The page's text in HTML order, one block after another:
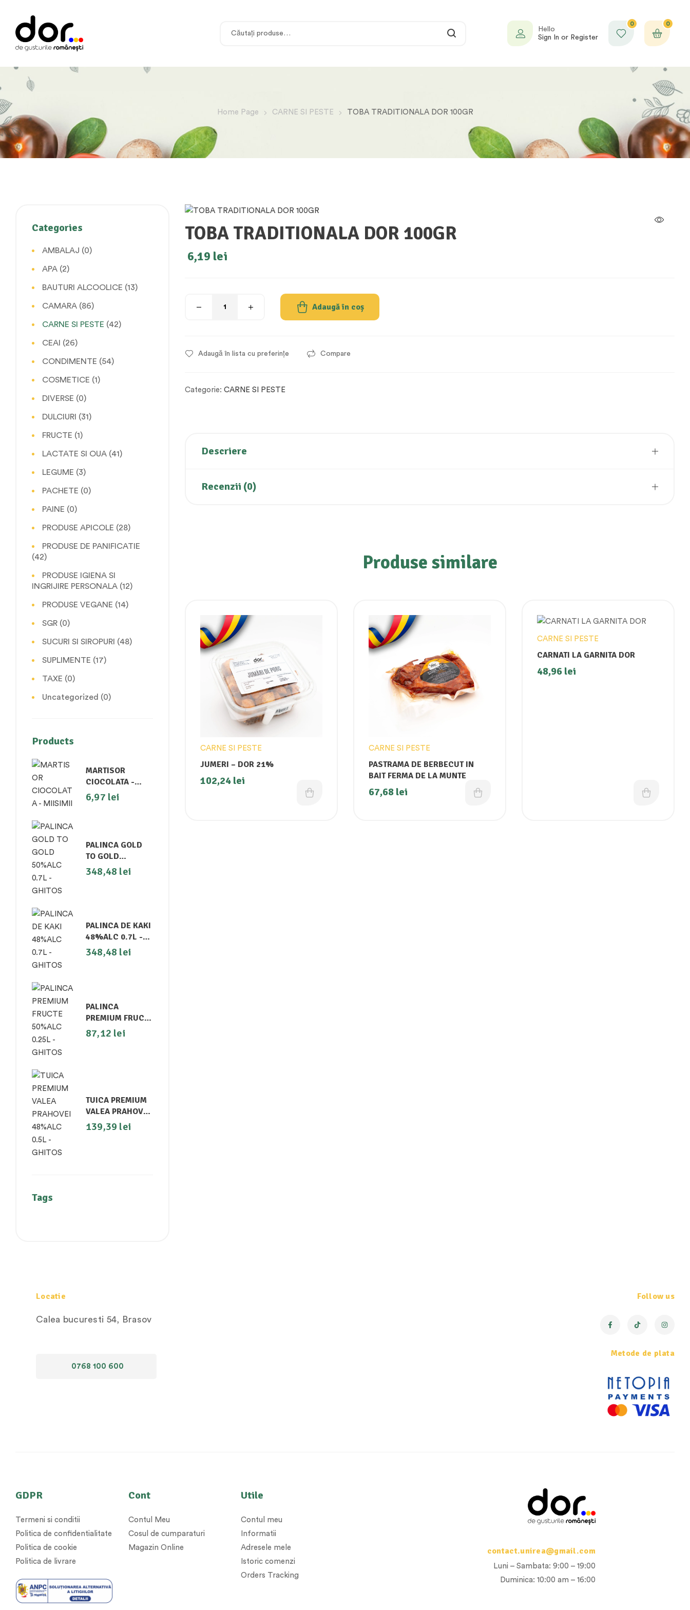
Hello
Sign In or Register
0 0
Home Page CARNE SI PESTE TOBA TRADITIONALA DOR 100GR
TOBA TRADITIONALA DOR 100GR
6,19 lei
Adaugă în coș
Adaugă în lista cu preferințe Compare
Categorie: CARNE SI PESTE
Descriere
Recenzii (0)
Produse similare
CARNE SI PESTE
JUMERI – DOR 21%
102,24 lei
CARNE SI PESTE
PASTRAMA DE BERBECUT IN
BAIT FERMA DE LA MUNTE
67,68 lei
CARNE SI PESTE
CARNATI LA GARNITA DOR
48,96 lei
Categories
AMBALAJ (0)
APA (2)
BAUTURI ALCOOLICE (13)
CAMARA (86)
CARNE SI PESTE (42)
CEAI (26)
CONDIMENTE (54)
COSMETICE (1)
DIVERSE (0)
DULCIURI (31)
FRUCTE (1)
LACTATE SI OUA (41)
LEGUME (3)
PACHETE (0)
PAINE (0)
PRODUSE APICOLE (28)
PRODUSE DE PANIFICATIE
(42)
PRODUSE IGIENA SI
INGRIJIRE PERSONALA (12)
PRODUSE VEGANE (14)
SGR (0)
SUCURI SI SIROPURI (48)
SUPLIMENTE (17)
TAXE (0)
Uncategorized (0)
Products
MARTISOR
CIOCOLATA -
MIISIMII
6,97 lei
PALINCA GOLD
TO GOLD
50%ALC 0.7L -
GHITOS
348,48 lei
PALINCA DE KAKI
48%ALC 0.7L -
GHITOS
348,48 lei
PALINCA
PREMIUM FRUCTE
50%ALC 0.25L -
GHITOS
87,12 lei
TUICA PREMIUM
VALEA PRAHOVEI
48%ALC 0.5L -
GHITOS
139,39 lei
Tags
Locatie
Calea bucuresti 54, Brasov
0768 100 600
Follow us
Metode de plata
GDPR
Termeni si conditii
Politica de confidentialitate
Politica de cookie
Politica de livrare
Cont
Contul Meu
Cosul de cumparaturi
Magazin Online
Utile
Contul meu
Informatii
Adresele mele
Istoric comenzi
Orders Tracking
contact.unirea@gmail.com
Luni – Sambata: 9:00 – 19:00
Duminica: 10:00 am – 16:00